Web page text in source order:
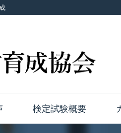
検定試験概要